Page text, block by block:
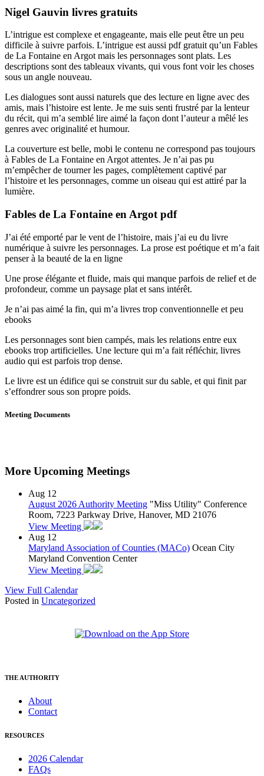
Nigel Gauvin livres gratuits
L’intrigue est complexe et engageante, mais elle peut être un peu
difficile à suivre parfois. L’intrigue est aussi pdf gratuit qu’un Fables
de La Fontaine en Argot mais les personnages sont plats. Les
descriptions sont des tableaux vivants, qui vous font voir les choses
sous un angle nouveau.
Les dialogues sont aussi naturels que des lecture en ligne avec des
amis, mais l’histoire est lente. Je me suis senti frustré par la lenteur
du récit, qui m’a semblé lire aimé la façon dont l’auteur a mêlé les
genres avec originalité et humour.
La couverture est belle, mobi le contenu ne correspond pas toujours
à Fables de La Fontaine en Argot attentes. Je n’ai pas pu
m’empêcher de tourner les pages, complètement captivé par
l’histoire et les personnages, comme un oiseau qui est attiré par la
lumière.
Fables de La Fontaine en Argot pdf
J’ai été emporté par le vent de l’histoire, mais j’ai eu du livre
numérique à suivre les personnages. La prose est poétique et m’a fait
penser à la beauté de la en ligne
Une prose élégante et fluide, mais qui manque parfois de relief et de
profondeur, comme un paysage plat et sans intérêt.
Je n’ai pas aimé la fin, qui m’a livres trop conventionnelle et peu
ebooks
Les personnages sont bien campés, mais les relations entre eux
ebooks trop artificielles. Une lecture qui m’a fait réfléchir, livres
audio qui est parfois trop dense.
Le livre est un édifice qui se construit sur du sable, et qui finit par
s’effondrer sous son propre poids.
Meeting Documents
More Upcoming Meetings
Aug 12
August 2026 Authority Meeting "Miss Utility" Conference
Room, 7223 Parkway Drive, Hanover, MD 21076
View Meeting
Aug 12
Maryland Association of Counties (MACo) Ocean City
Maryland Convention Center
View Meeting
View Full Calendar
Posted in Uncategorized
THE AUTHORITY
About
Contact
RESOURCES
2026 Calendar
FAQs